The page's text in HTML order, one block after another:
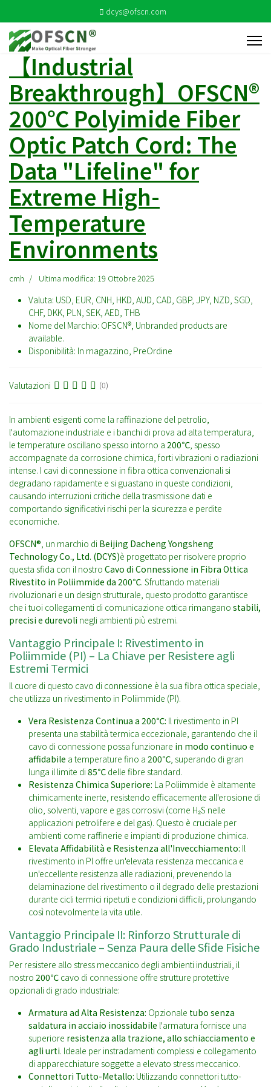
dcys@ofscn.com
【Industrial
Breakthrough】OFSCN®
200℃ Polyimide Fiber
Optic Patch Cord: The
Data "Lifeline" for
Extreme High-
Temperature
Environments
cmh Ultima modifica: 19 Ottobre 2025
Valuta: USD, EUR, CNH, HKD, AUD, CAD, GBP, JPY, NZD, SGD,
CHF, DKK, PLN, SEK, AED, THB
Nome del Marchio: OFSCN®, Unbranded products are
available.
Disponibilità: In magazzino, PreOrdine
Valutazioni (0)
In ambienti esigenti come la raffinazione del petrolio,
l'automazione industriale e i banchi di prova ad alta temperatura,
le temperature oscillano spesso intorno a 200℃, spesso
accompagnate da corrosione chimica, forti vibrazioni o radiazioni
intense. I cavi di connessione in fibra ottica convenzionali si
degradano rapidamente e si guastano in queste condizioni,
causando interruzioni critiche della trasmissione dati e
comportando significativi rischi per la sicurezza e perdite
economiche.
OFSCN®, un marchio di Beijing Dacheng Yongsheng
Technology Co., Ltd. (DCYS)è progettato per risolvere proprio
questa sfida con il nostro Cavo di Connessione in Fibra Ottica
Rivestito in Poliimmide da 200℃. Sfruttando materiali
rivoluzionari e un design strutturale, questo prodotto garantisce
che i tuoi collegamenti di comunicazione ottica rimangano stabili,
precisi e durevoli negli ambienti più estremi.
Vantaggio Principale I: Rivestimento in
Poliimmide (PI) – La Chiave per Resistere agli
Estremi Termici
Il cuore di questo cavo di connessione è la sua fibra ottica speciale,
che utilizza un rivestimento in Poliimmide (PI).
Vera Resistenza Continua a 200℃: Il rivestimento in PI
presenta una stabilità termica eccezionale, garantendo che il
cavo di connessione possa funzionare in modo continuo e
affidabile a temperature fino a 200℃, superando di gran
lunga il limite di 85℃ delle fibre standard.
Resistenza Chimica Superiore: La Poliimmide è altamente
chimicamente inerte, resistendo efficacemente all'erosione di
olio, solventi, vapore e gas corrosivi (come H₂S nelle
applicazioni petrolifere e del gas). Questo è cruciale per
ambienti come raffinerie e impianti di produzione chimica.
Elevata Affidabilità e Resistenza all'Invecchiamento: Il
rivestimento in PI offre un'elevata resistenza meccanica e
un'eccellente resistenza alle radiazioni, prevenendo la
delaminazione del rivestimento o il degrado delle prestazioni
durante cicli termici ripetuti e condizioni difficili, prolungando
così notevolmente la vita utile.
Vantaggio Principale II: Rinforzo Strutturale di
Grado Industriale – Senza Paura delle Sfide Fisiche
Per resistere allo stress meccanico degli ambienti industriali, il
nostro 200℃ cavo di connessione offre strutture protettive
opzionali di grado industriale:
Armatura ad Alta Resistenza: Opzionale tubo senza
saldatura in acciaio inossidabile l'armatura fornisce una
superiore resistenza alla trazione, allo schiacciamento e
agli urti. Ideale per instradamenti complessi e collegamento
di apparecchiature soggette a elevato stress meccanico.
Connettori Tutto-Metallo: Utilizzando connettori tutto-